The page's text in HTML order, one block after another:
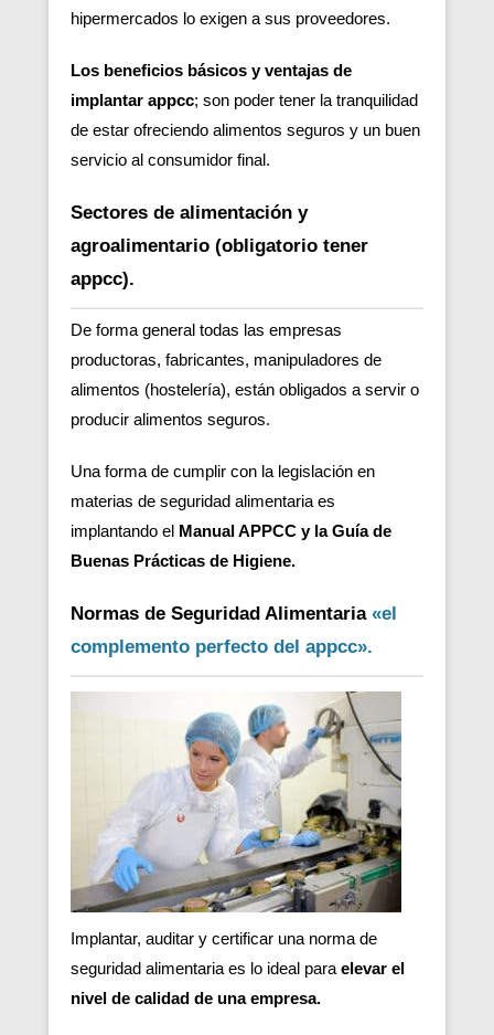
hipermercados lo exigen a sus proveedores.
Los beneficios básicos y ventajas de
implantar appcc; son poder tener la tranquilidad
de estar ofreciendo alimentos seguros y un buen
servicio al consumidor final.
Sectores de alimentación y
agroalimentario (obligatorio tener
appcc).
De forma general todas las empresas
productoras, fabricantes, manipuladores de
alimentos (hostelería), están obligados a servir o
producir alimentos seguros.
Una forma de cumplir con la legislación en
materias de seguridad alimentaria es
implantando el Manual APPCC y la Guía de
Buenas Prácticas de Higiene.
Normas de Seguridad Alimentaria «el
complemento perfecto del appcc».
Implantar, auditar y certificar una norma de
seguridad alimentaria es lo ideal para elevar el
nivel de calidad de una empresa.